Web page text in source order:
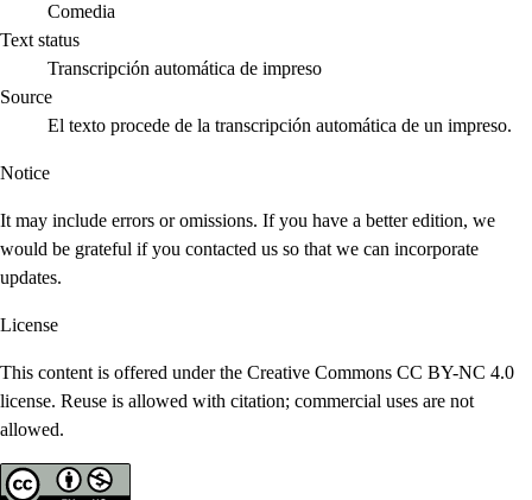
Comedia
Text status
Transcripción automática de impreso
Source
El texto procede de la transcripción automática de un impreso.
Notice
It may include errors or omissions. If you have a better edition, we
would be grateful if you contacted us so that we can incorporate
updates.
License
This content is offered under the Creative Commons CC BY-NC 4.0
license. Reuse is allowed with citation; commercial uses are not
allowed.